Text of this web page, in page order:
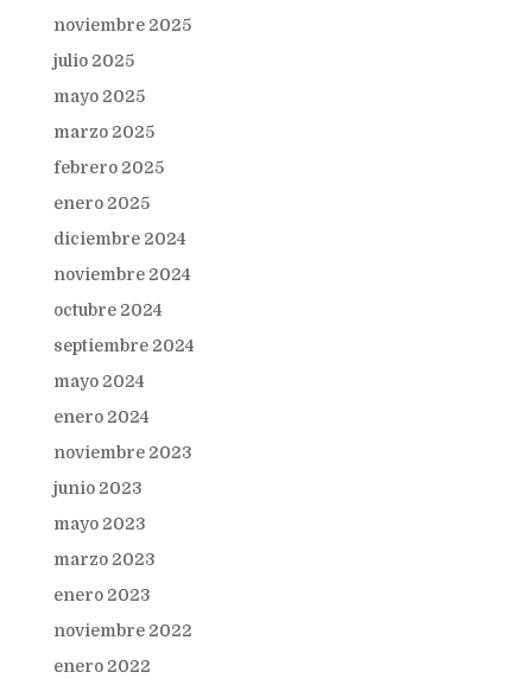
noviembre 2025
julio 2025
mayo 2025
marzo 2025
febrero 2025
enero 2025
diciembre 2024
noviembre 2024
octubre 2024
septiembre 2024
mayo 2024
enero 2024
noviembre 2023
junio 2023
mayo 2023
marzo 2023
enero 2023
noviembre 2022
enero 2022